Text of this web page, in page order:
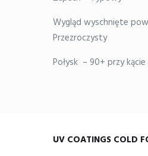
Wygląd wyschnięte
Przezroczysty
Połysk – 90+ przy
UV COATINGS COLD